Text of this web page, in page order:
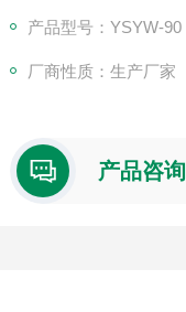
产品型号：YSYW-90
厂商性质：生产厂家
产品咨询